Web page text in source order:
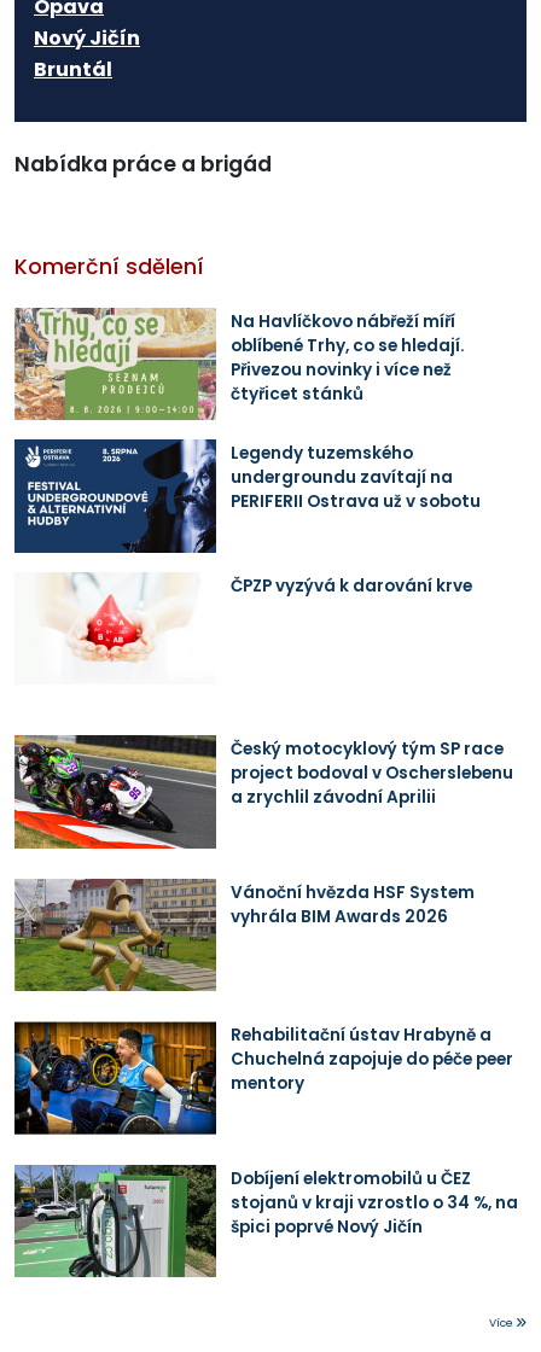
Opava
Nový Jičín
Bruntál
Nabídka práce a brigád
Komerční sdělení
Na Havlíčkovo nábřeží míří
oblíbené Trhy, co se hledají.
Přivezou novinky i více než
čtyřicet stánků
Legendy tuzemského
undergroundu zavítají na
PERIFERII Ostrava už v sobotu
ČPZP vyzývá k darování krve
Český motocyklový tým SP race
project bodoval v Oscherslebenu
a zrychlil závodní Aprilii
Vánoční hvězda HSF System
vyhrála BIM Awards 2026
Rehabilitační ústav Hrabyně a
Chuchelná zapojuje do péče peer
mentory
Dobíjení elektromobilů u ČEZ
stojanů v kraji vzrostlo o 34 %, na
špici poprvé Nový Jičín
Více